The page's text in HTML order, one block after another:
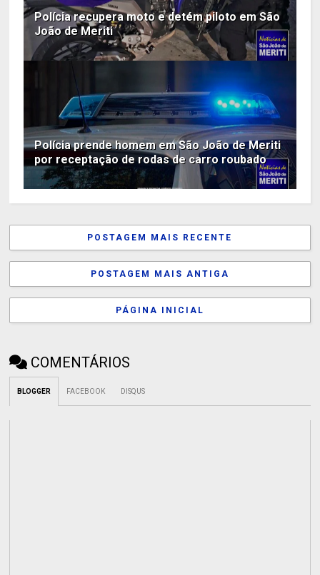
Polícia recupera moto e detém piloto em São
João de Meriti
Polícia prende homem em São João de Meriti
por receptação de rodas de carro roubado
POSTAGEM MAIS RECENTE
POSTAGEM MAIS ANTIGA
PÁGINA INICIAL
COMENTÁRIOS
BLOGGER FACEBOOK DISQUS